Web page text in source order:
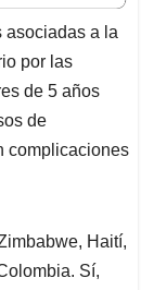
asociadas a la
por las
de 5 años
de
complicaciones
Haití,
Sí,